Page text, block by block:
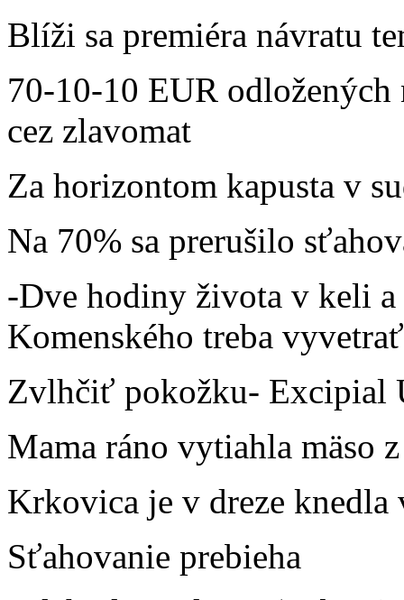
Blíži sa premiéra návratu
70-10-10 EUR
cez zlavomat
Za horizontom kapusta v
Na 70% sa prerušilo
-Dve hodiny života v keli
Komenského treba vyvetrať
Zvlhčiť pokožku- Excipial
Mama ráno vytiahla mäso
Krkovica je v dreze knedla
Sťahovanie prebieha